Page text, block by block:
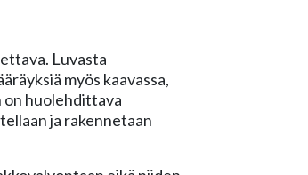
Luvasta
myös kaavassa,
on huolehdittava
ja rakennetaan